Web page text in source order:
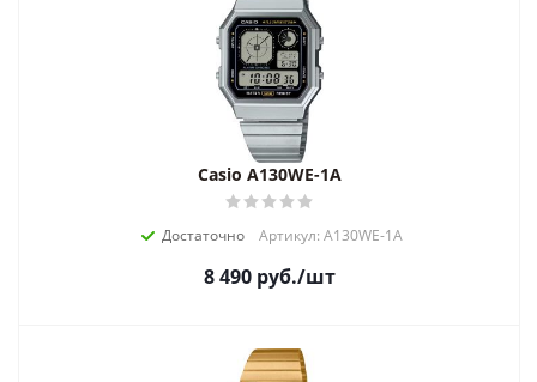
Casio A130WE-1A
Достаточно Артикул: A130WE-1A
8 490 руб./шт